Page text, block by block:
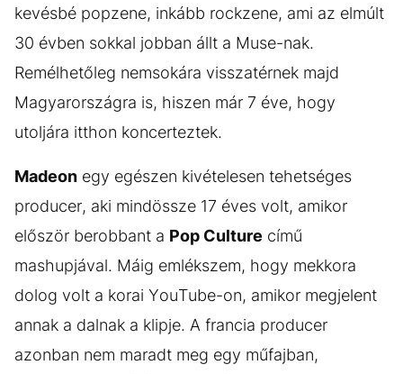
kevésbé popzene, inkább rockzene, ami az elmúlt
30 évben sokkal jobban állt a Muse-nak.
Remélhetőleg nemsokára visszatérnek majd
Magyarországra is, hiszen már 7 éve, hogy
utoljára itthon koncerteztek.
Madeon egy egészen kivételesen tehetséges
producer, aki mindössze 17 éves volt, amikor
először berobbant a Pop Culture című
mashupjával. Máig emlékszem, hogy mekkora
dolog volt a korai YouTube-on, amikor megjelent
annak a dalnak a klipje. A francia producer
azonban nem maradt meg egy műfajban,